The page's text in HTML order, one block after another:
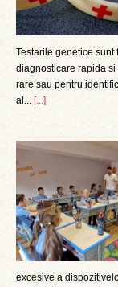
Testarile genetice
diagnosticare rapida
rare sau pentru
al... [...]
excesive a